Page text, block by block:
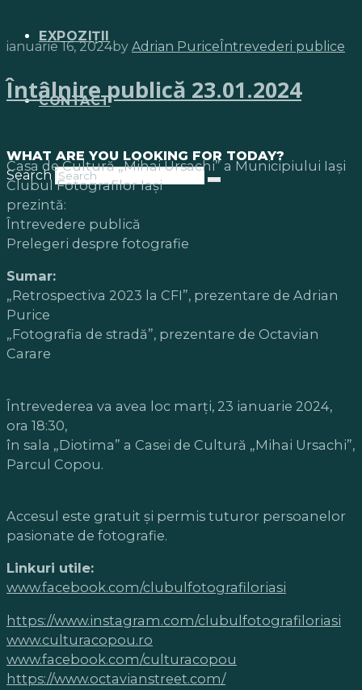
EXPOZIȚII
CONTACT
WHAT ARE YOU LOOKING FOR TODAY?
Search
ianuarie 16, 2024by Adrian PuriceÎntrevederi publice
Întâlnire publică 23.01.2024
Casa de Cultură „Mihai Ursachi” a Municipiului Iași
Clubul Fotografilor Iași
prezintă:
Întrevedere publică
Prelegeri despre fotografie
Sumar:
„Retrospectiva 2023 la CFI”, prezentare de Adrian
Purice
„Fotografia de stradă”, prezentare de Octavian
Carare
Întrevederea va avea loc marți, 23 ianuarie 2024,
ora 18:30,
în sala „Diotima” a Casei de Cultură „Mihai Ursachi”,
Parcul Copou.
Accesul este gratuit şi permis tuturor persoanelor
pasionate de fotografie.
Linkuri utile:
www.facebook.com/clubulfotografiloriasi
https://www.instagram.com/clubulfotografiloriasi
www.culturacopou.ro
www.facebook.com/culturacopou
https://www.octavianstreet.com/